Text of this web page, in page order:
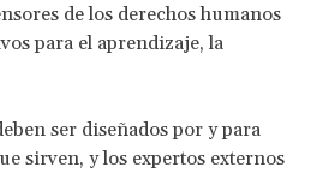
de los derechos humanos
para el aprendizaje, la
ser diseñados por y para
sirven, y los expertos externos